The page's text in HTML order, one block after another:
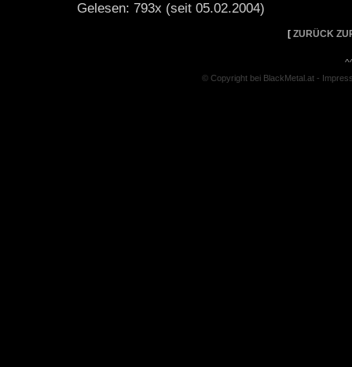
Gelesen: 793x (seit 05.02.2004)
[ ZURÜCK
© Copyright bei BlackMetal.at -